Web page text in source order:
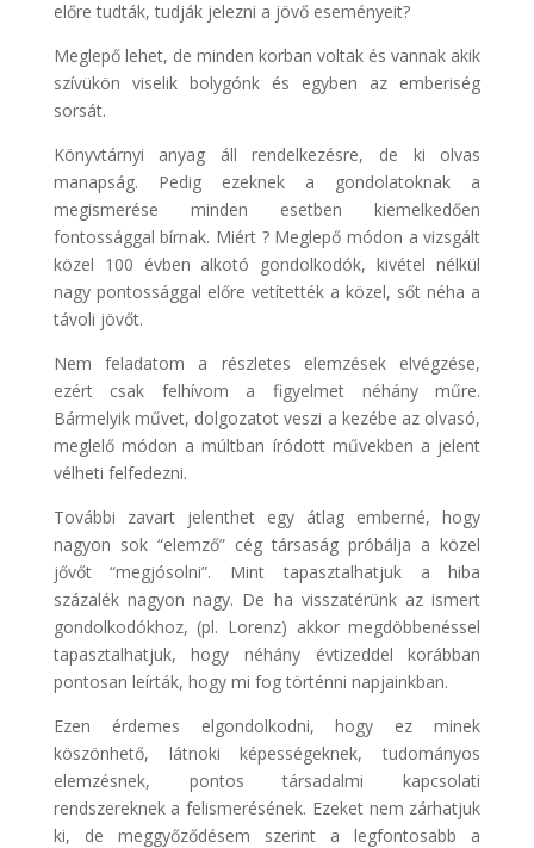
előre tudták, tudják jelezni a jövő eseményeit?
Meglepő lehet, de minden korban voltak és vannak akik
szívükön viselik bolygónk és egyben az emberiség
sorsát.
Könyvtárnyi anyag áll rendelkezésre, de ki olvas
manapság. Pedig ezeknek a gondolatoknak a
megismerése minden esetben kiemelkedően
fontossággal bírnak. Miért ? Meglepő módon a vizsgált
közel 100 évben alkotó gondolkodók, kivétel nélkül
nagy pontossággal előre vetítették a közel, sőt néha a
távoli jövőt.
Nem feladatom a részletes elemzések elvégzése,
ezért csak felhívom a figyelmet néhány műre.
Bármelyik művet, dolgozatot veszi a kezébe az olvasó,
meglelő módon a múltban íródott művekben a jelent
vélheti felfedezni.
További zavart jelenthet egy átlag emberné, hogy
nagyon sok “elemző” cég társaság próbálja a közel
jővőt “megjósolni”. Mint tapasztalhatjuk a hiba
százalék nagyon nagy. De ha visszatérünk az ismert
gondolkodókhoz, (pl. Lorenz) akkor megdöbbenéssel
tapasztalhatjuk, hogy néhány évtizeddel korábban
pontosan leírták, hogy mi fog történni napjainkban.
Ezen érdemes elgondolkodni, hogy ez minek
köszönhető, látnoki képességeknek, tudományos
elemzésnek, pontos társadalmi kapcsolati
rendszereknek a felismerésének. Ezeket nem zárhatjuk
ki, de meggyőződésem szerint a legfontosabb a